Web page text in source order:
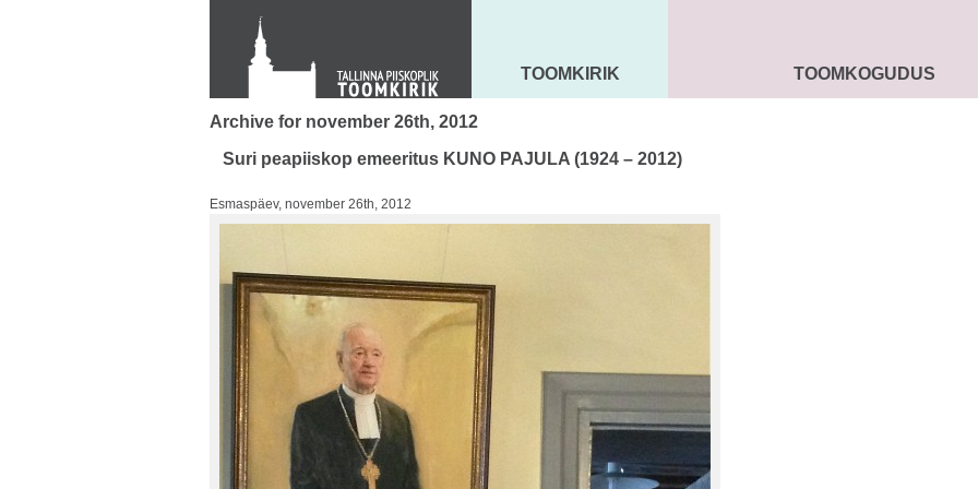
KONTAKT
Toom-Kooli 6, 10130 TALLINN
tallinna.toom@eelk.ee
MAARJA KIRIK
TOOMKIRIK SEENIORIDTOOMKOGUDUS
Archive for november 26th, 2012
Suri peapiiskop emeeritus KUNO PAJULA (1924 – 2012)
Esmaspäev, november 26th, 2012